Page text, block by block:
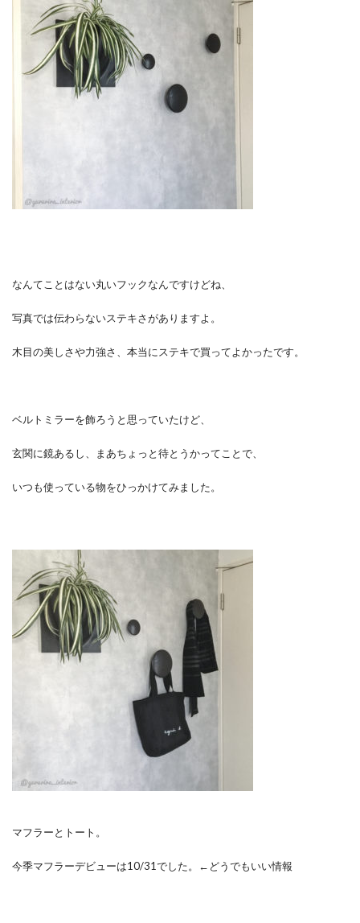
なんてことはない丸いフックなんですけどね、
写真では伝わらないステキさがありますよ。
木目の美しさや力強さ、本当にステキで買ってよかったです。
ベルトミラーを飾ろうと思っていたけど、
玄関に鏡あるし、まあちょっと待とうかってことで、
いつも使っている物をひっかけてみました。
マフラーとトート。
今季マフラーデビューは10/31でした。←どうでもいい情報